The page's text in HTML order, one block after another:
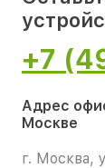
+7
Адрес
Москве
г. Москва,